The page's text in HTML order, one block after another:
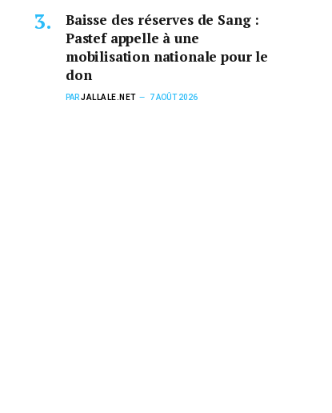
Baisse des réserves de Sang :
Pastef appelle à une
mobilisation nationale pour le
don
PARJALLALE.NET 7 AOÛT 2026